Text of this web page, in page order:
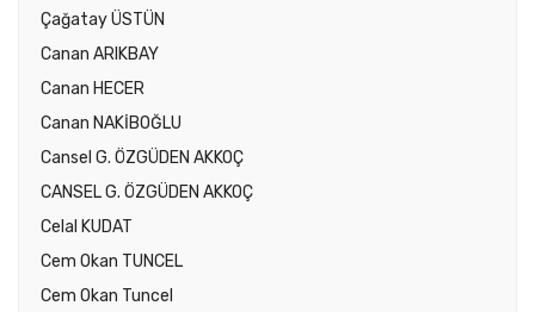
Çağatay ÜSTÜN
Canan ARIKBAY
Canan HECER
Canan NAKİBOĞLU
Cansel G. ÖZGÜDEN AKKOÇ
CANSEL G. ÖZGÜDEN AKKOÇ
Celal KUDAT
Cem Okan TUNCEL
Cem Okan Tuncel